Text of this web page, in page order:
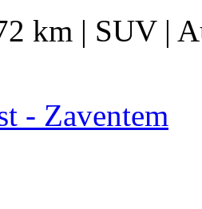
km | SUV|
- Zaventem